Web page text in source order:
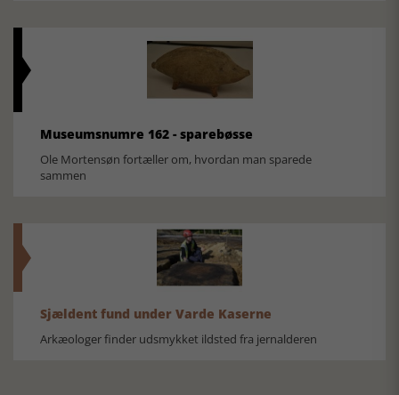
Museumsnumre 162 - sparebøsse
Ole Mortensøn fortæller om, hvordan man sparede
sammen
Sjældent fund under Varde Kaserne
Arkæologer finder udsmykket ildsted fra jernalderen